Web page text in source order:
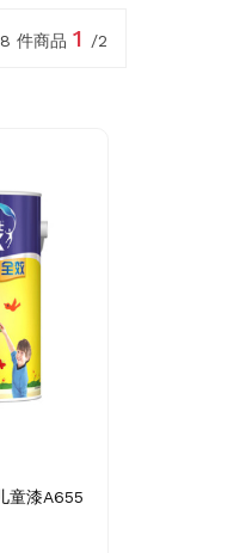
件商品 1 /2
童漆A655